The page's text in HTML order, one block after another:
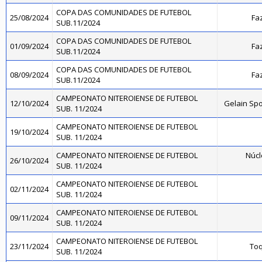
25/08/2024
COPA DAS COMUNIDADES DE FUTEBOL
SUB.11/2024
01/09/2024
COPA DAS COMUNIDADES DE FUTEBOL
SUB.11/2024
08/09/2024
COPA DAS COMUNIDADES DE FUTEBOL
SUB.11/2024
12/10/2024
CAMPEONATO NITEROIENSE DE FUTEBOL
SUB. 11/2024
Gelain
19/10/2024
CAMPEONATO NITEROIENSE DE FUTEBOL
SUB. 11/2024
26/10/2024
CAMPEONATO NITEROIENSE DE FUTEBOL
SUB. 11/2024
02/11/2024
CAMPEONATO NITEROIENSE DE FUTEBOL
SUB. 11/2024
09/11/2024
CAMPEONATO NITEROIENSE DE FUTEBOL
SUB. 11/2024
23/11/2024
CAMPEONATO NITEROIENSE DE FUTEBOL
SUB. 11/2024